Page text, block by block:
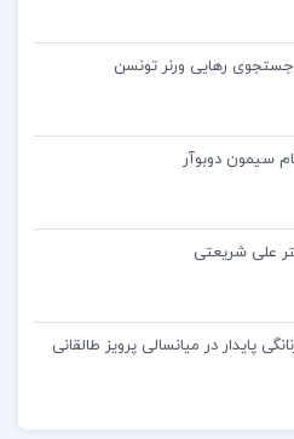
در تاریخ سینما
تر از یک زندگی مارلون
و نورانی
یک زندگی
جستجوی رهایی ورنر تونسن
سیمون دوبوآر
علی شریعتی
پایدار در میانسالی پرویز طالقانی